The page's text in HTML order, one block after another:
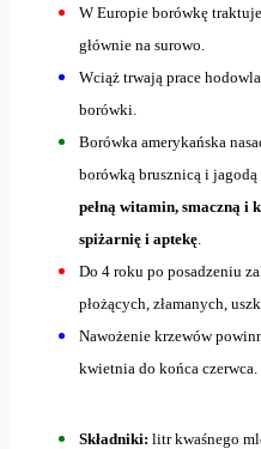
W Europie borówkę
głównie na surowo.
Wciąż trwają prace
borówki.
Borówka amerykańska
borówką brusznicą i jagodą
pełną witamin, smaczną i
spiżarnię i aptekę
Do 4 roku po posadzeniu
płożących, złamanych,
Nawożenie krzewów
kwietnia do końca czerwca.
Składniki: litr kwaśnego